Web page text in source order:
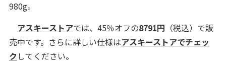
980g。
アスキーストアでは、45％オフの8791円 （税込）で販
売中です。さらに詳しい仕様はアスキーストアでチェッ
クしてください。